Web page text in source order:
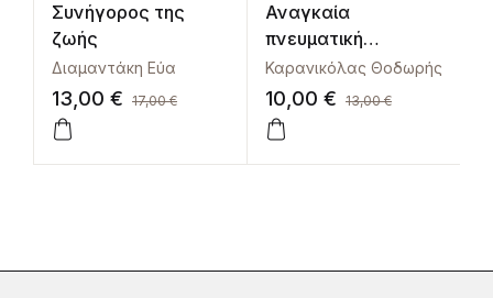
Συνήγορος της
ζωής
Διαμαντάκη Εύα
13,00 € 17,00€
Αναγκαία
πνευματική
αποκατάσταση
Καρανικόλας Θοδωρής
10,00 € 13,00€